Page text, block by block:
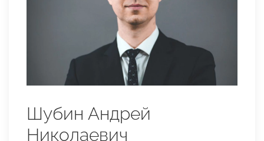
Шубин Андрей
Николаевич